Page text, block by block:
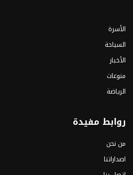
الأسرة
السياحة
الأخبار
منوعات
الرياضة
روابط مفيدة
من نحن
اصداراتنا